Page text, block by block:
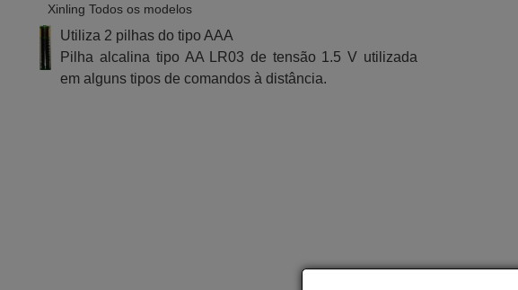
Xinling Todos os modelos
Utiliza 2 pilhas do tipo AAA
Pilha alcalina tipo AA LR03 de tensão 1.5 V utilizada
em alguns tipos de comandos à distância.